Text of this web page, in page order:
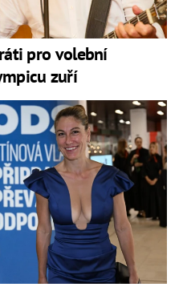
pro volební
zuří